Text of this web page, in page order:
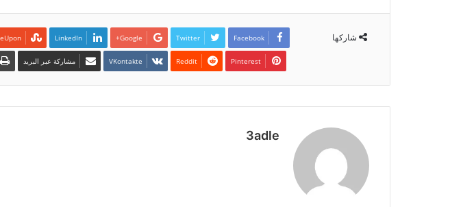
شاركها Facebook
Twitter
Google+
LinkedIn
Pinterest مشاركة عبر البريد
3adle